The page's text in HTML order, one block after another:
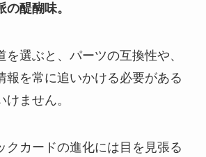
醍醐味。
を選ぶと、パーツの互換性や、
報を常に追いかける必要がある
ません。
クカードの進化には目を見張る